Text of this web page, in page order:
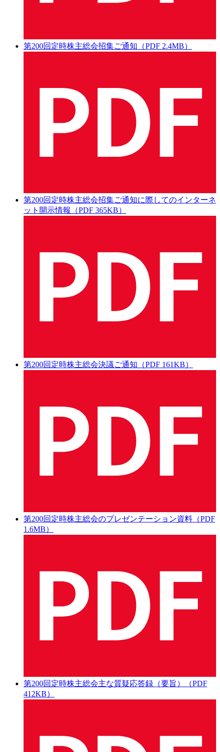
第200回定時株主総会招集ご通知（PDF 2.4MB）
第200回定時株主総会招集ご通知に際してのインターネ
ット開示情報（PDF 365KB）
第200回定時株主総会決議ご通知（PDF 161KB）
第200回定時株主総会のプレゼンテーション資料（PDF
1.6MB）
第200回定時株主総会主な質疑応答録（要旨）（PDF
412KB）